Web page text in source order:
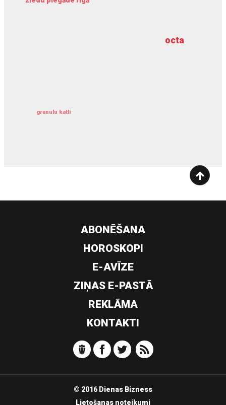
octa
granulu katli
dziļurbums
ABONĒŠANA
HOROSKOPI
E-AVĪZE
ZIŅAS E-PASTĀ
REKLĀMA
KONTAKTI
© 2016 Dienas Bizness
Lietošanas noteikumi